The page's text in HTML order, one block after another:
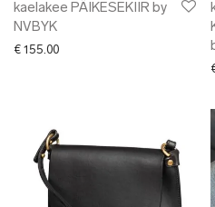
kaelakee PÄIKESEKIIR by
NVBYK
€ 155.00